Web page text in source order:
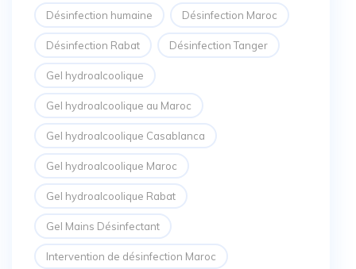
Désinfection humaine Désinfection Maroc
Désinfection Rabat Désinfection Tanger
Gel hydroalcoolique
Gel hydroalcoolique au Maroc
Gel hydroalcoolique Casablanca
Gel hydroalcoolique Maroc
Gel hydroalcoolique Rabat
Gel Mains Désinfectant
Intervention de désinfection Maroc